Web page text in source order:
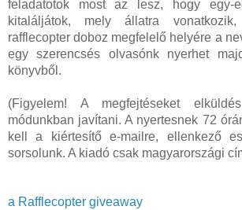
feladatotok most az lesz, hogy egy-
kitaláljátok, mely állatra
rafflecopter doboz megfelelő helyére a
egy szerencsés olvasónk nyerhet
könyvből.
(Figyelem! A megfejtéseket
módunkban javítani. A nyertesnek 72
kell a kiértesítő e-mailre, ellenkező
sorsolunk. A kiadó csak magyarországi
a Rafflecopter giveaway